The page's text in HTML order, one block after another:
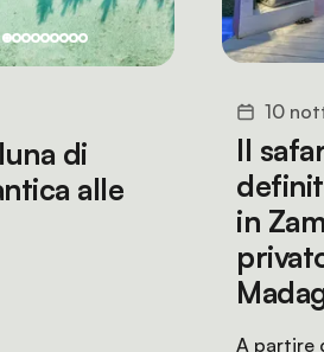
di
alle
10
Il
in
A partire